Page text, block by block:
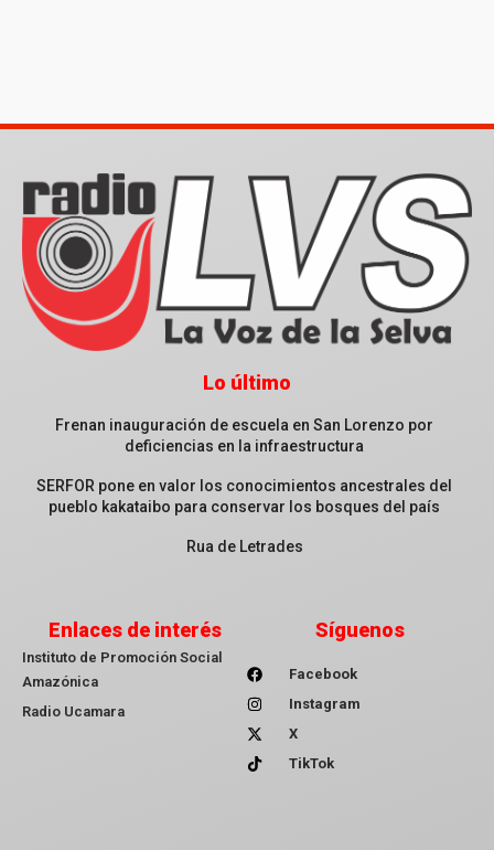
Lo último
Frenan inauguración de escuela en San Lorenzo por
deficiencias en la infraestructura
SERFOR pone en valor los conocimientos ancestrales del
pueblo kakataibo para conservar los bosques del país
Rua de Letrades
Enlaces de interés
Instituto de Promoción Social
Amazónica
Radio Ucamara
Síguenos
Facebook
Instagram
X
TikTok